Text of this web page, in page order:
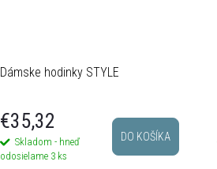
Dámske hodinky STYLE
€35,32
Skladom - hneď
odosielame 3 ks
DO KOŠÍKA